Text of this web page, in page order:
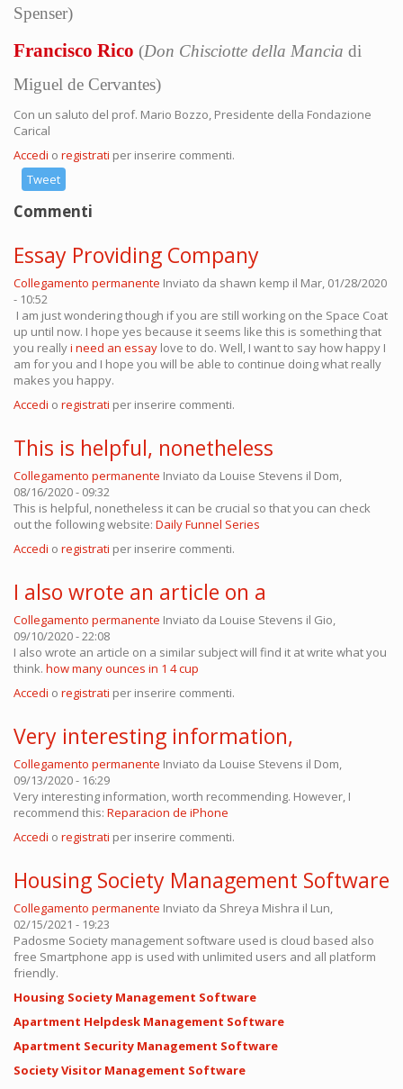
Spenser)
Francisco Rico (Don Chisciotte della Mancia di
Miguel de Cervantes)
Con un saluto del prof. Mario Bozzo, Presidente della Fondazione
Carical
Accedi o registrati per inserire commenti.
Tweet
Commenti
Essay Providing Company
Collegamento permanente Inviato da shawn kemp il Mar, 01/28/2020
- 10:52
I am just wondering though if you are still working on the Space Coat
up until now. I hope yes because it seems like this is something that
you reallyi need an essay love to do. Well, I want to say how happy I
am for you and I hope you will be able to continue doing what really
makes you happy.
Accedi o registrati per inserire commenti.
This is helpful, nonetheless
Collegamento permanente Inviato da Louise Stevens il Dom,
08/16/2020 - 09:32
This is helpful, nonetheless it can be crucial so that you can check
out the following website: Daily Funnel Series
Accedi o registrati per inserire commenti.
I also wrote an article on a
Collegamento permanente Inviato da Louise Stevens il Gio,
09/10/2020 - 22:08
I also wrote an article on a similar subject will find it at write what you
think. how many ounces in 1 4 cup
Accedi o registrati per inserire commenti.
Very interesting information,
Collegamento permanente Inviato da Louise Stevens il Dom,
09/13/2020 - 16:29
Very interesting information, worth recommending. However, I
recommend this: Reparacion de iPhone
Accedi o registrati per inserire commenti.
Housing Society Management Software
Collegamento permanente Inviato da Shreya Mishra il Lun,
02/15/2021 - 19:23
Padosme Society management software used is cloud based also
free Smartphone app is used with unlimited users and all platform
friendly.
Housing Society Management Software
Apartment Helpdesk Management Software
Apartment Security Management Software
Society Visitor Management Software